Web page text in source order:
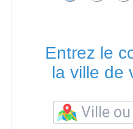
Entrez le
la ville de